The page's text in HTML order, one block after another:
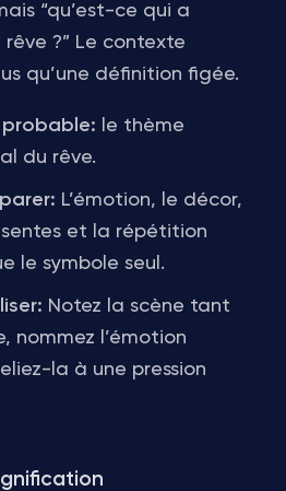
“qu’est-ce qui a
?” Le contexte
qu’une définition figée.
probable: le thème
du rêve.
L’émotion, le décor,
et la répétition
le symbole seul.
Notez la scène tant
nommez l’émotion
la à une pression